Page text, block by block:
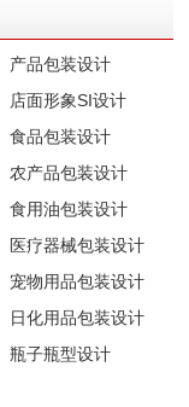
产品包装设计
店面形象SI设计
食品包装设计
农产品包装设计
食用油包装设计
医疗器械包装设计
宠物用品包装设计
日化用品包装设计
瓶子瓶型设计